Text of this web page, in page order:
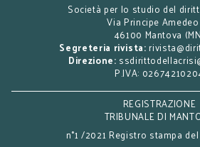
Società per lo studio del
Via Principe
46100 Mantova
Segreteria rivista:
Direzione:
P.IVA:
REGISTRAZIONE
TRIBUNALE DI
n°1 /2021 Registro stampa